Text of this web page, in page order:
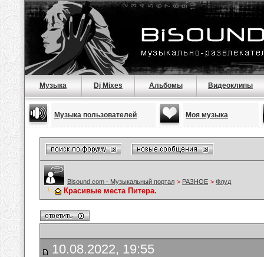
Музыка Dj Mixes Альбомы Видеоклипы
Музыка пользователей Моя музыка
Bisound.com - Музыкальный портал > РАЗНОЕ > Флуд
Красивые места Питера.
10.08.2022, 19:55